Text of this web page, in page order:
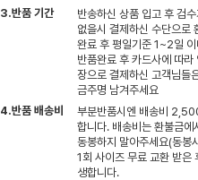
3.반품 기간
반송하신 상품 입고 후 검
없을시 결제하신 수단으로
완료 후 평일기준 1~2일
반품완료 후 카드사에 따
장으로 결제하신 고객님들
금주명 남겨주세요
4.반품 배송비
부분반품시엔 배송비
합니다. 배송비는 환불금에
동봉하지 말아주세요(동봉
1회 사이즈 무료 교환 받
생합니다.